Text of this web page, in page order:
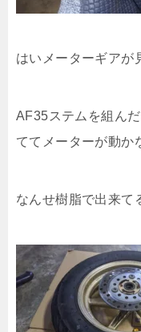
はいメーターギアが
AF35ステムを組ん
ててメーターが動か
なんせ樹脂で出来